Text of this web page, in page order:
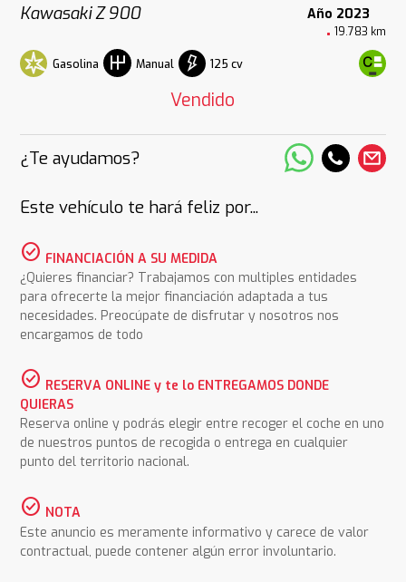
Kawasaki Z 900 Año 2023
19.783 km
Gasolina Manual 125 cv
Vendido
¿Te ayudamos?
Este vehículo te hará feliz por...
check_circle FINANCIACIÓN A SU MEDIDA
¿Quieres financiar? Trabajamos con multiples entidades
para ofrecerte la mejor financiación adaptada a tus
necesidades. Preocúpate de disfrutar y nosotros nos
encargamos de todo
check_circle RESERVA ONLINE y te lo ENTREGAMOS DONDE
QUIERAS
Reserva online y podrás elegir entre recoger el coche en uno
de nuestros puntos de recogida o entrega en cualquier
punto del territorio nacional.
check_circle NOTA
Este anuncio es meramente informativo y carece de valor
contractual, puede contener algún error involuntario.